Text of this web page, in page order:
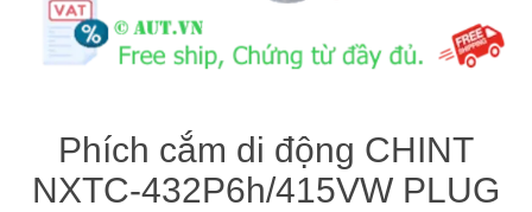
Máy tính công nghiệp
Động cơ servo 2 phase
Quạt thông gió
Phụ Kiện Schneider
Phích cắm di động CHINT
NXTC-432P6h/415VW PLUG